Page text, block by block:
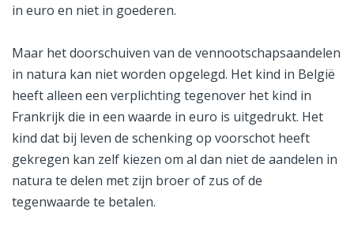
in euro en niet in goederen.
Maar het doorschuiven van de vennootschapsaandelen
in natura kan niet worden opgelegd. Het kind in België
heeft alleen een verplichting tegenover het kind in
Frankrijk die in een waarde in euro is uitgedrukt. Het
kind dat bij leven de schenking op voorschot heeft
gekregen kan zelf kiezen om al dan niet de aandelen in
natura te delen met zijn broer of zus of de
tegenwaarde te betalen.